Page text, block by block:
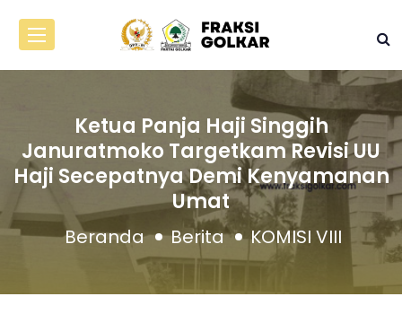
Ketua Panja Haji Singgih
Januratmoko Targetkam Revisi UU
Haji Secepatnya Demi Kenyamanan
Umat
Beranda Berita KOMISI VIII